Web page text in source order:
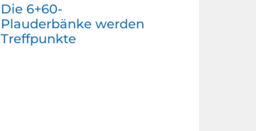
Die 6+60-
Plauderbänke werden
Treffpunkte